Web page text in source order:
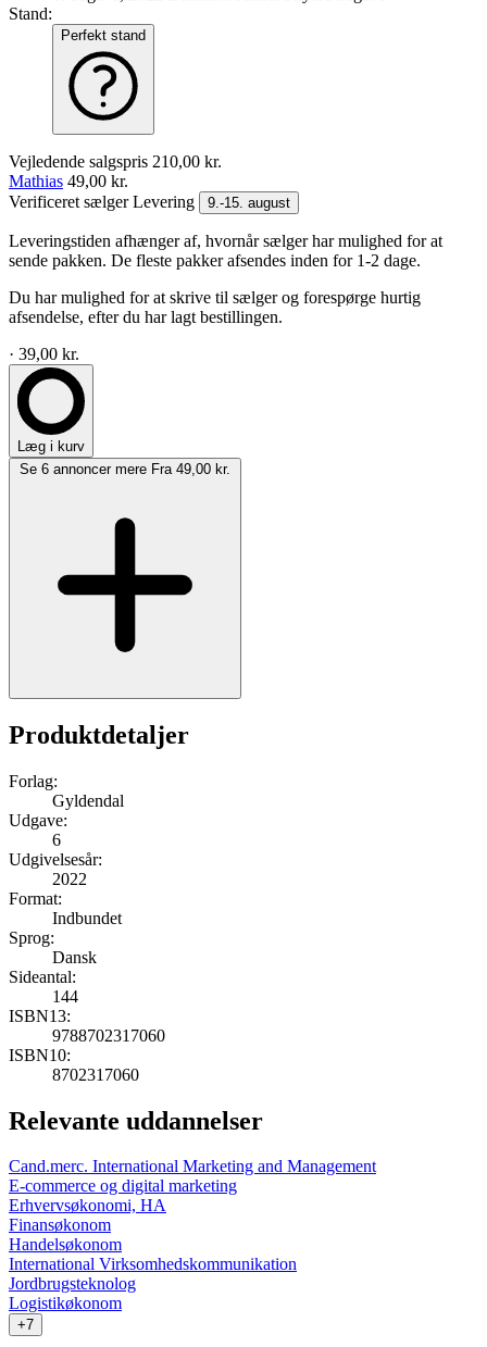
Stand:
Perfekt stand
Vejledende salgspris 210,00 kr.
Mathias 49,00 kr.
Verificeret sælgerLevering 9.-15. august
Leveringstiden afhænger af, hvornår sælger har mulighed for at
sende pakken. De fleste pakker afsendes inden for 1-2 dage.
Du har mulighed for at skrive til sælger og forespørge hurtig
afsendelse, efter du har lagt bestillingen.
· 39,00 kr.
Læg i kurv
Se 6 annoncer mere Fra 49,00 kr.
Produktdetaljer
Forlag:
Gyldendal
Udgave:
6
Udgivelsesår:
2022
Format:
Indbundet
Sprog:
Dansk
Sideantal:
144
ISBN13:
9788702317060
ISBN10:
8702317060
Relevante uddannelser
Cand.merc. International Marketing and Management
E-commerce og digital marketing
Erhvervsøkonomi, HA
Finansøkonom
Handelsøkonom
International Virksomhedskommunikation
Jordbrugsteknolog
Logistikøkonom
+7